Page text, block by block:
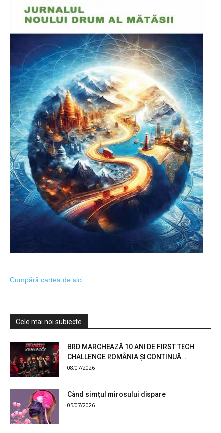
Cumpără cartea de aici
Cele mai noi subiecte
BRD MARCHEAZĂ 10 ANI DE FIRST TECH
CHALLENGE ROMÂNIA ȘI CONTINUĂ...
08/07/2026
Când simțul mirosului dispare
05/07/2026